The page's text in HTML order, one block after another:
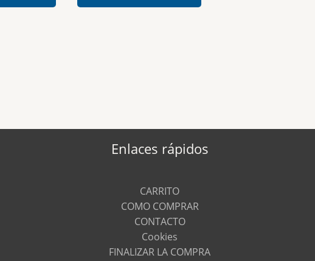
Enlaces rápidos
CARRITO
COMO COMPRAR
CONTACTO
Cookies
FINALIZAR LA COMPRA